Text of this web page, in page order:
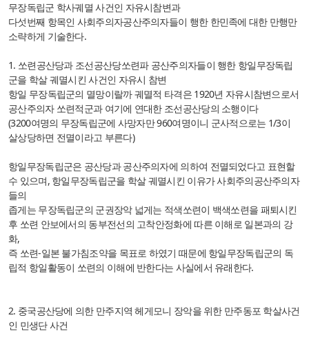
무장독립군 학사궤멸 사건인 자유시참변과
다섯번째 항목인 사회주의자공산주의자들이 행한 한민족에 대한 만행만
소략하게 기술한다.
1. 쏘련공산당과 조선공산당쏘련파 공산주의자들이 행한 항일무장독립
군을 학살 궤멸시킨 사건인 자유시 참변
항일 무장독립군의 멸망이랄까 궤멸적 타격은 1920년 자유시참변으로서
공산주의자 쏘련적군과 여기에 연대한 조선공산당의 소행이다
(3200여명의 무장독립군에 사망자만 960여명이니 군사적으로는 1/3이
살상당하면 전멸이라고 부른다)
항일무장독립군은 공산당과 공산주의자에 의하여 전멸되었다고 표현할
수 있으며, 항일무장독립군을 학살 궤멸시킨 이유가 사회주의공산주의자
들의
좁게는 무장독립군의 군권장악 넓게는 적색쏘련이 백색쏘련을 패퇴시킨
후 쏘련 안보에서의 동부전선의 고착안정화에 따른 이해로 일본과의 강
화,
즉 쏘련-일본 불가침조약을 목표로 하였기 때문에 항일무장독립군의 독
립적 항일활동이 쏘련의 이해에 반한다는 사실에서 유래한다.
2. 중국공산당에 의한 만주지역 헤게모니 장악을 위한 만주동포 학살사건
인 민생단 사건